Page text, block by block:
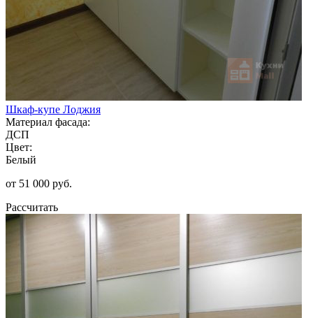
Шкаф-купе Лоджия
Материал фасада:
ДСП
Цвет:
Белый
от 51 000 руб.
Рассчитать